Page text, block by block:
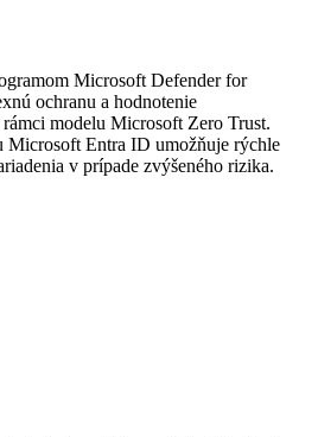
Microsoft Defender for
ochranu a hodnotenie
modelu Microsoft Zero Trust.
Microsoft Entra ID umožňuje rýchle
v prípade zvýšeného rizika.